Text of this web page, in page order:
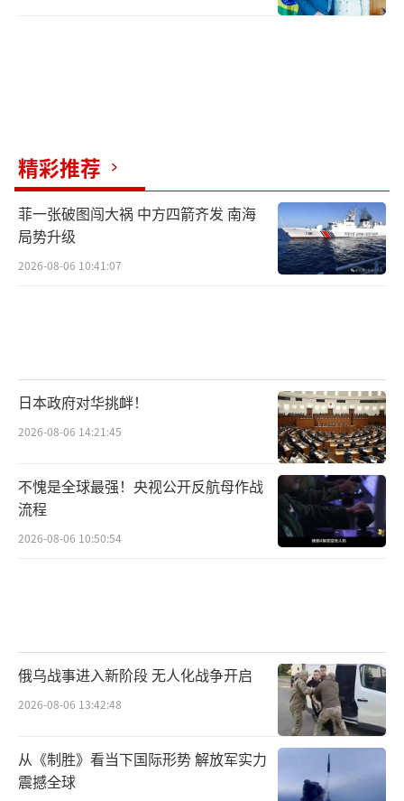
精彩推荐
菲一张破图闯大祸 中方四箭齐发 南海
局势升级
2026-08-06 10:41:07
日本政府对华挑衅！
2026-08-06 14:21:45
不愧是全球最强！央视公开反航母作战
流程
2026-08-06 10:50:54
俄乌战事进入新阶段 无人化战争开启
2026-08-06 13:42:48
从《制胜》看当下国际形势 解放军实力
震撼全球